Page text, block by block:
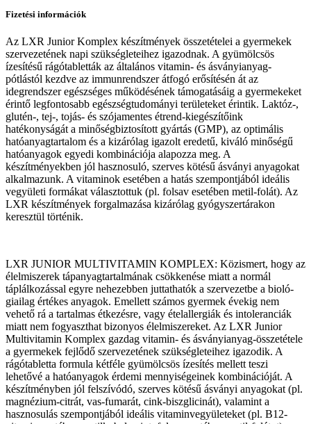
Fizetési információk
Az LXR Junior Komplex készítmények összetételei a gyermekek
szervezetének napi szükségleteihez igazodnak. A gyümölcsös
ízesítésű rágótabletták az általános vitamin- és ásványianyag-
pótlástól kezdve az immunrendszer átfogó erősítésén át az
idegrendszer egészséges működésének támogatásáig a gyermekeket
érintő legfontosabb egészségtudományi területeket érintik. Laktóz-,
glutén-, tej-, tojás- és szójamentes étrend-kiegészítőink
hatékonyságát a minőségbiztosított gyártás (GMP), az optimális
hatóanyagtartalom és a kizárólag igazolt eredetű, kiváló minőségű
hatóanyagok egyedi kombinációja alapozza meg. A
készítményekben jól hasznosuló, szerves kötésű ásványi anyagokat
alkalmazunk. A vitaminok esetében a hatás szempontjából ideális
vegyületi formákat választottuk (pl. folsav esetében metil-folát). Az
LXR készítmények forgalmazása kizárólag gyógyszertárakon
keresztül történik.
LXR JUNIOR MULTIVITAMIN KOMPLEX: Közismert, hogy az
élelmiszerek tápanyagtartalmának csökkenése miatt a normál
táplálkozással egyre nehezebben juttathatók a szervezetbe a bioló­
giailag értékes anyagok. Emellett számos gyermek évekig nem
vehető rá a tartalmas étkezésre, vagy étel­allergiák és intoleranciák
miatt nem fogyaszthat bizonyos élelmiszereket. Az LXR Junior
Multivitamin Komplex gazdag vitamin- és ásványianyag-összetétele
a gyermekek fejlődő szervezetének szükségleteihez igazodik. A
rágótabletta formula kétféle gyümölcsös ízesítés mellett teszi
lehetővé a hatóanyagok érdemi mennyiségeinek kombinációját. A
készítményben jól felszívódó, szerves kötésű ásványi anyagokat (pl.
magnézium-citrát, vas-fumarát, cink-biszglicinát), valamint a
hasznosulás szempontjából ideális vitaminvegyületeket (pl. B12-